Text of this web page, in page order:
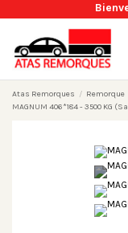
Atas Remorques Remorque
MAGNUM 406*184 - 3500 KG